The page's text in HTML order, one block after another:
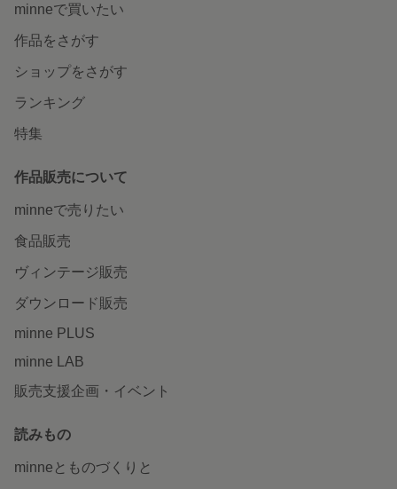
minneで買いたい
作品をさがす
ショップをさがす
ランキング
特集
作品販売について
minneで売りたい
食品販売
ヴィンテージ販売
ダウンロード販売
minne PLUS
minne LAB
販売支援企画・イベント
読みもの
minneとものづくりと